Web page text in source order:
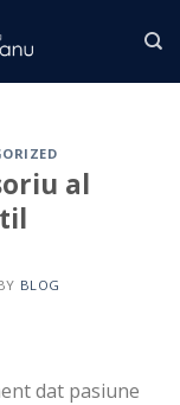
al
BLOG
dat pasiune